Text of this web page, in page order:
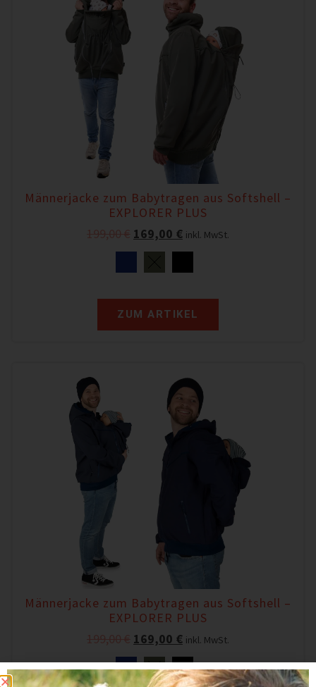
Männerjacke zum Babytragen aus Softshell –
EXPLORER PLUS
169,00 € inkl. MwSt.
ZUM ARTIKEL
Männerjacke zum Babytragen aus Softshell –
EXPLORER PLUS
169,00 € inkl. MwSt.